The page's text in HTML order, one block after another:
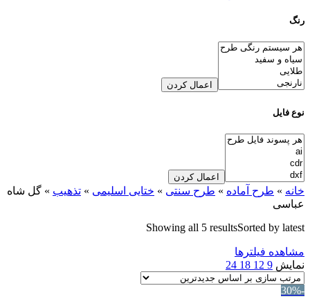
رنگ
اعمال کردن
نوع فایل
اعمال کردن
خانه » طرح آماده » طرح سنتی » ختایی اسلیمی » تذهیب » گل شاه
عباسی
Showing all 5 resultsSorted by latest
مشاهده فیلترها
نمایش 9
12
18
24
-30%